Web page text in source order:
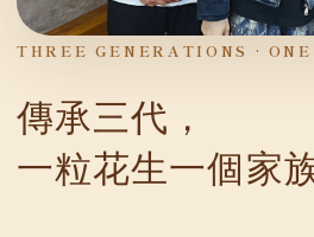
THREE GENERATIONS ·
傳承三代，
一粒花生一個家